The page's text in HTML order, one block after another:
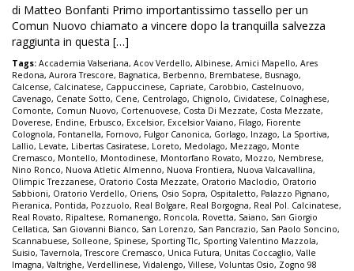
di Matteo Bonfanti Primo importantissimo tassello per un
Comun Nuovo chiamato a vincere dopo la tranquilla salvezza
raggiunta in questa […]
Tags: Accademia Valseriana, Acov Verdello, Albinese, Amici Mapello, Ares
Redona, Aurora Trescore, Bagnatica, Berbenno, Brembatese, Busnago,
Calcense, Calcinatese, Cappuccinese, Capriate, Carobbio, Castelnuovo,
Cavenago, Cenate Sotto, Cene, Centrolago, Chignolo, Cividatese, Colnaghese,
Comonte, Comun Nuovo, Cortenuovese, Costa Di Mezzate, Costa Mezzate,
Doverese, Endine, Erbusco, Excelsior, Excelsior Vaiano, Filago, Fiorente
Colognola, Fontanella, Fornovo, Fulgor Canonica, Gorlago, Inzago, La Sportiva,
Lallio, Levate, Libertas Casiratese, Loreto, Medolago, Mezzago, Monte
Cremasco, Montello, Montodinese, Montorfano Rovato, Mozzo, Nembrese,
Nino Ronco, Nuova Atletic Almenno, Nuova Frontiera, Nuova Valcavallina,
Olimpic Trezzanese, Oratorio Costa Mezzate, Oratorio Maclodio, Oratorio
Sabbioni, Oratorio Verdello, Oriens, Osio Sopra, Ospitaletto, Palazzo Pignano,
Pieranica, Pontida, Pozzuolo, Real Bolgare, Real Borgogna, Real Pol. Calcinatese,
Real Rovato, Ripaltese, Romanengo, Roncola, Rovetta, Saiano, San Giorgio
Cellatica, San Giovanni Bianco, San Lorenzo, San Pancrazio, San Paolo Soncino,
Scannabuese, Solleone, Spinese, Sporting Tlc, Sporting Valentino Mazzola,
Suisio,Tavernola,Trescore Cremasco, Unica Futura, Unitas Coccaglio, Valle
Imagna, Valtrighe, Verdellinese, Vidalengo, Villese, Voluntas Osio, Zogno 98